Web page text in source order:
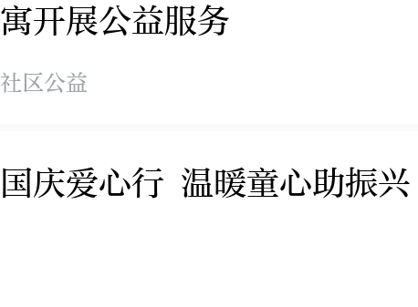
寓开展公益服务
社区公益
国庆爱心行 温暖童心助振兴